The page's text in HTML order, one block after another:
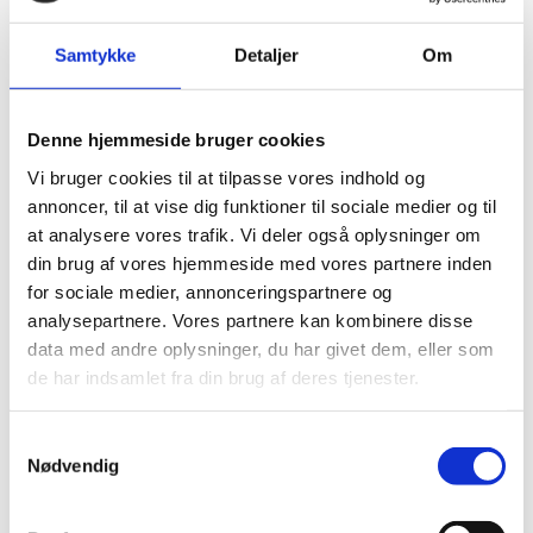
Samtykke Detaljer Om
Denne hjemmeside bruger cookies
Vi bruger cookies til at tilpasse vores indhold og
annoncer, til at vise dig funktioner til sociale medier og til
at analysere vores trafik. Vi deler også oplysninger om
din brug af vores hjemmeside med vores partnere inden
for sociale medier, annonceringspartnere og
analysepartnere. Vores partnere kan kombinere disse
data med andre oplysninger, du har givet dem, eller som
de har indsamlet fra din brug af deres tjenester.
Nødvendig
Moland Molaloc+ Rustica Bred
Planke, Eg Living Hvid olie
oprindelige
pris
var:
525,00kr.
aktuelle
pris
er:
m2
Parador Trægulv Trendtime 8
- Eg handcrafted
830,00kr.
pris
630,00kr.
pris
m2
Parador Trægulv Trendtime 8
- Eg limed handcrafted
830,00kr.630,00kr.m2
-23%